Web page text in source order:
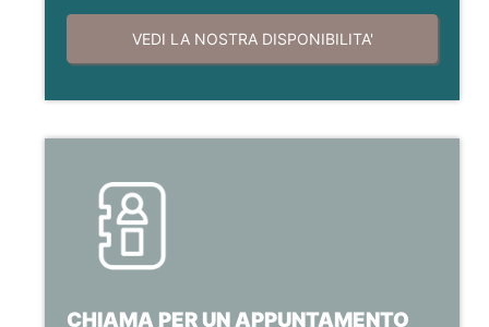
VEDI LA NOSTRA DISPONIBILITA'
CHIAMA PER UN APPUNTAMENTO